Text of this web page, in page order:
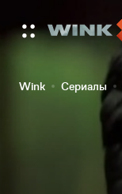
Wink Сериалы